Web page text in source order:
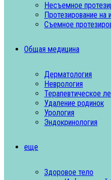
Несъемное
Протезирование на
Съемное
Общая медицина
Дерматология
Неврология
Терапевтическое
Удаление родинок
Урология
Эндокринология
еще
Здоровое тело